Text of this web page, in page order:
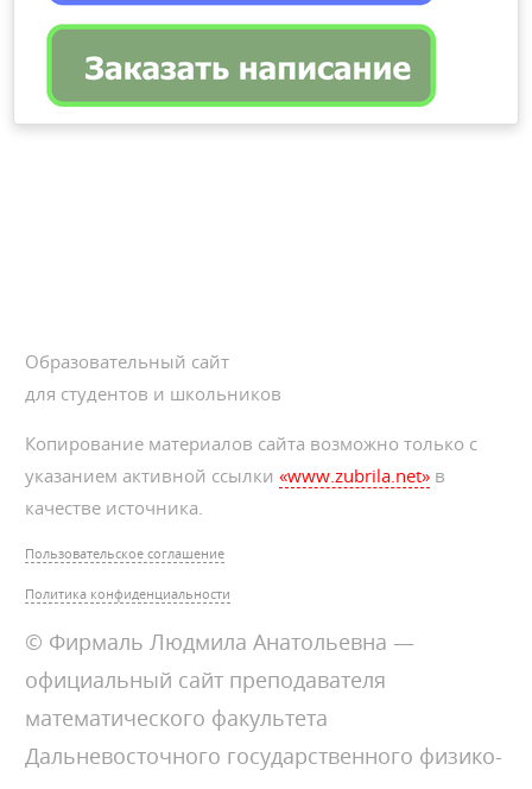
Образовательный сайт
для студентов и школьников
Копирование материалов сайта возможно только с
указанием активной ссылки«www.zubrila.net» в
качестве источника.
Пользовательское соглашение
Политика конфиденциальности
© Фирмаль Людмила Анатольевна —
официальный сайт преподавателя
математического факультета
Дальневосточного государственного физико-